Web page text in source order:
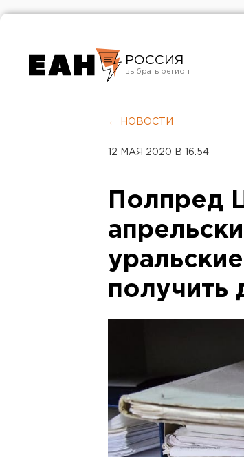
РОССИЯ
Челябинск
← НОВОСТИ
12 МАЯ 2020 В 16:54
Полпред
получить